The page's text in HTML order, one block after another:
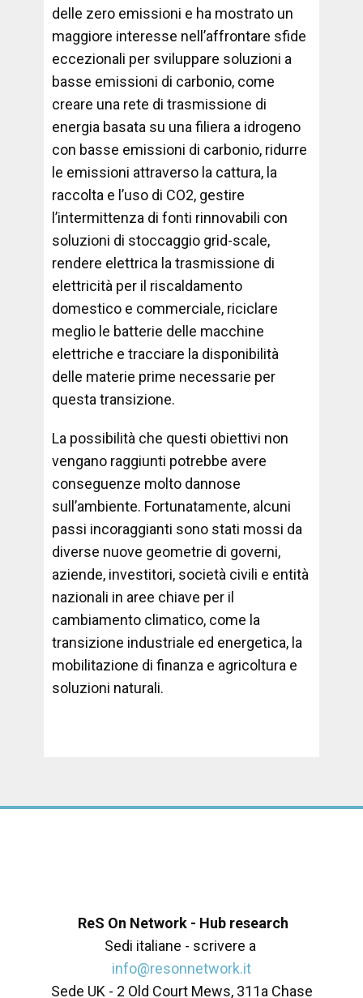
delle zero emissioni e ha mostrato un
maggiore interesse nell’affrontare sfide
eccezionali per sviluppare soluzioni a
basse emissioni di carbonio, come
creare una rete di trasmissione di
energia basata su una filiera a idrogeno
con basse emissioni di carbonio, ridurre
le emissioni attraverso la cattura, la
raccolta e l’uso di CO2, gestire
l’intermittenza di fonti rinnovabili con
soluzioni di stoccaggio grid-scale,
rendere elettrica la trasmissione di
elettricità per il riscaldamento
domestico e commerciale, riciclare
meglio le batterie delle macchine
elettriche e tracciare la disponibilità
delle materie prime necessarie per
questa transizione.
La possibilità che questi obiettivi non
vengano raggiunti potrebbe avere
conseguenze molto dannose
sull’ambiente. Fortunatamente, alcuni
passi incoraggianti sono stati mossi da
diverse nuove geometrie di governi,
aziende, investitori, società civili e entità
nazionali in aree chiave per il
cambiamento climatico, come la
transizione industriale ed energetica, la
mobilitazione di finanza e agricoltura e
soluzioni naturali.
ReS On Network - Hub research
Sedi italiane - scrivere a
info@resonnetwork.it
Sede UK - ​2 Old Court Mews, 311a Chase